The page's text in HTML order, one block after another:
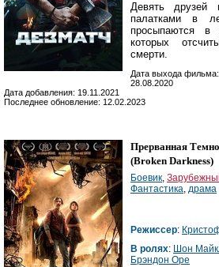
Девять друзей
палатками в
просыпаются в
которых
смерти.
Дата выхода фильма:
28.08.2020
Дата добавления: 19.11.2021
Последнее обновление: 12.02.2023
Прерванная
(Broken Darkness)
Боевик,
Фантастика, драма
Режиссер:
В ролях: Шон
Брэндон Оре